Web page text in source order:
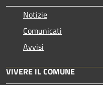
Notizie
Comunicati
Avvisi
VIVERE IL COMUNE